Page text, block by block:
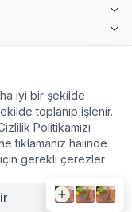
Store
iyi bir şekilde
toplanıp işlenir.
Politikamızı
tıklamanız halinde
için gerekli çerezler